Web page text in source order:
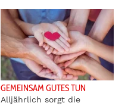
GEMEINSAM GUTES TUN
Alljährlich sorgt die